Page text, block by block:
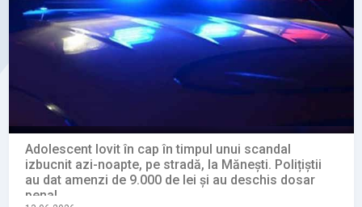
Adolescent lovit în cap în timpul unui scandal
izbucnit azi-noapte, pe stradă, la Mănești. Polițiștii
au dat amenzi de 9.000 de lei și au deschis dosar
penal